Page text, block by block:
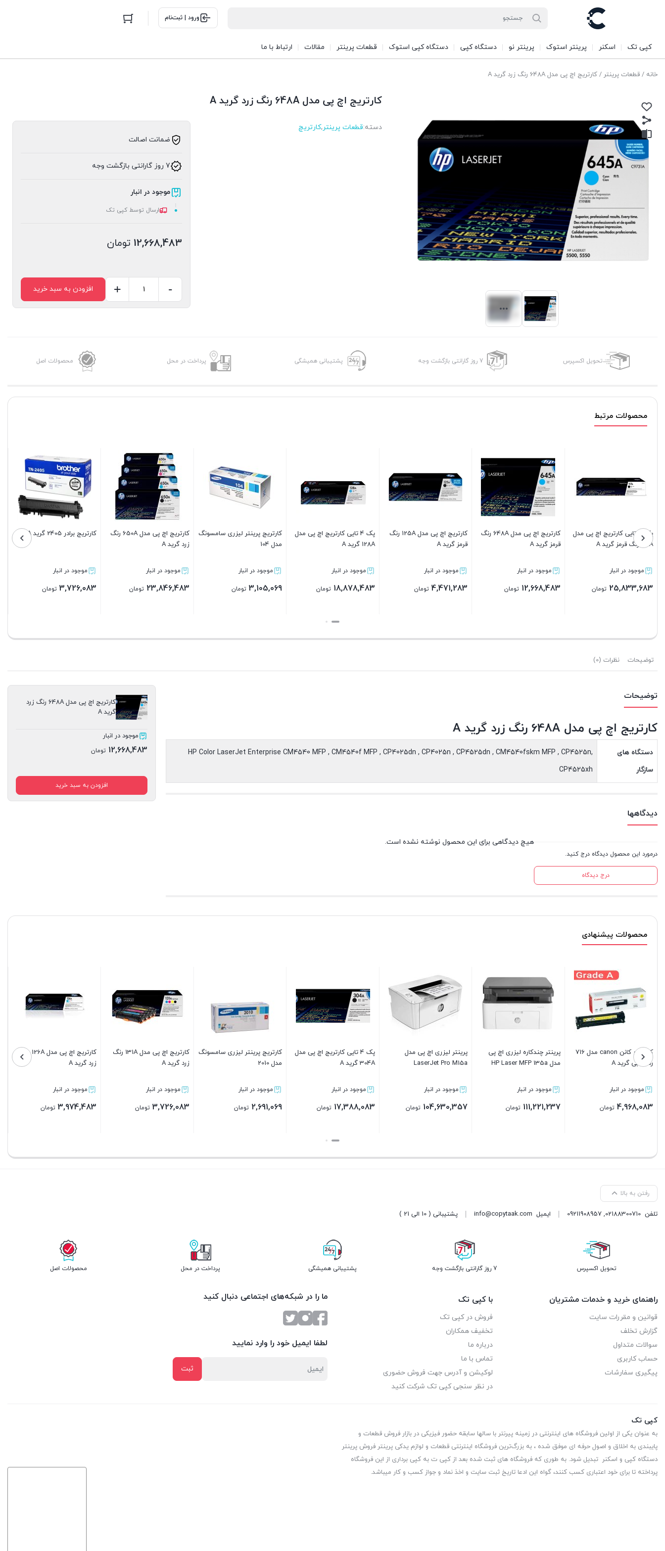
ورود | ثبت‌نام
کپی تک اسکنر پرینتر استوک پرینتر نو دستگاه کپی دستگاه کپی استوک قطعات پرینتر مقالات ارتباط با ما
خانه / قطعات پرینتر / کارتریج اچ پی مدل 648A رنگ زرد گرید A
کارتریج اچ پی مدل 648A رنگ زرد گرید A
دسته:قطعات پرینتر,کارتریچ
ضمانت اصالت
7 روز گارانتی بازگشت وجه
موجود در انبار
ارسال توسط کپی تک
12,668,483 تومان
اچ
رنگ
-
+ افزودن به سبد خرید
تحویل اکسپرس 7 روز گارانتی بازگشت وجه پشتیبانی همیشگی پرداخت در محل محصولات اصل
محصولات مرتبط
کارتریج اچ پی مدل 125A رنگ
قرمز گرید A
موجود در انبار
4,471,283 تومان
پک 4 تایی کارتریج اچ پی مدل
128A گرید A
موجود در انبار
18,878,483 تومان
کارتریج پرینتر لیزری سامسونگ
مدل 104
موجود در انبار
3,105,069 تومان
کارتریج اچ پی مدل 650A رنگ
زرد گرید A
موجود در انبار
23,846,483 تومان
کارتریج برادر 2405 گرید A
موجود در انبار
3,726,083 تومان
کارتریج برادر 3437 گرید A
موجود در انبار
3,353,483 تومان
کارتریج اچ پی مدل 131A رنگ
موجود در انبار
3,726,083 تومان
توضیحات نظرات (0)
توضیحات
کارتریج اچ پی مدل 648A رنگ زرد گرید A
دستگاه های
سازگار
HP Color LaserJet Enterprise CM4540 MFP , CM4540f MFP , CP4025dn , CP4025n , CP4525dn , CM4540fskm MFP , CP4525n,
CP4525xh
دیدگاهها
درمورد این محصول دیدگاه درج کنید.
درج دیدگاه
هیچ دیدگاهی برای این محصول نوشته نشده است.
کارتریج اچ پی مدل 648A رنگ زرد
گرید A
موجود در انبار
12,668,483 تومان
افزودن به سبد خرید
محصولات پیشنهادی
پرینتر لیزری اچ پی مدل
LaserJet Pro M15a
موجود در انبار
104,630,357 تومان
پک 4 تایی کارتریج اچ پی مدل
304A گرید A
موجود در انبار
17,388,083 تومان
کارتریج پرینتر لیزری سامسونگ
مدل 2010
موجود در انبار
2,691,069 تومان
کارتریج اچ پی مدل 131A رنگ
زرد گرید A
موجود در انبار
3,726,083 تومان
کارتریج اچ پی مدل 126A رنگ
زرد گرید A
موجود در انبار
3,974,483 تومان
کارتریج پرینتر لیزری سامسونگ
مدل ۱۰۱
موجود در انبار
2,484,069 تومان
کارتریج تونر اچ پی HP 48A
(Grade A)
موجود در انبار
2,484,083 تومان
رفتن به بالا
تلفن 02188300710
,
09211908957 ایمیل info@copytaak.com پشتیبانی ( 10 الی 21 )
تحویل اکسپرس 7 روز گارانتی بازگشت وجه پشتیبانی همیشگی پرداخت در محل محصولات اصل
راهنمای خرید و خدمات مشتریان
قوانین و مقررات سایت
گزارش تخلف
سوالات متداول
حساب کاربری
پیگیری سفارشات
با کپی تک
فروش در کپی تک
تخفیف همکاران
درباره ما
تماس با ما
لوکیشن و آدرس جهت فروش حضوری
در نظر سنجی کپی تک شرکت کنید
ما را در شبکه‌های اجتماعی دنبال کنید
لطفا ایمیل خود را وارد نمایید
کپی تک
به عنوان یکی از اولین فروشگاه های اینترنتی در زمینه پیرنتر با سالها سابقه حضور فیزیکی در بازار فروش قطعات و
پایبندی به اخلاق و اصول حرفه ای موفق شده ، به بزرگ‌ترین فروشگاه اینترنتی قطعات و لوازم یدکی پرینتر فروش پرینتر
دستگاه کپی و اسکنر تبدیل شود. به طوری که فروشگاه های ثبت شده بعد از کپی ت به کپی برداری از این فروشگاه
پرداخته تا برای خود اعتباری کسب کنند، گواه این ادعا تاریخ ثبت سایت و اخذ نماد و جواز کسب و کار میباشد.